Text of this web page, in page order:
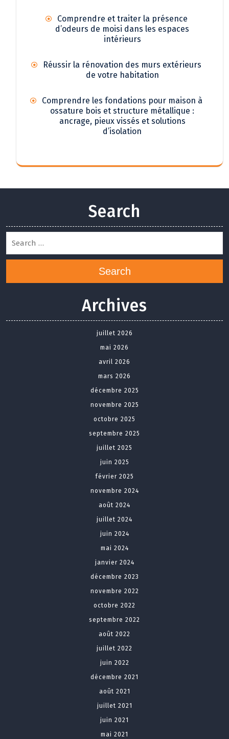
Comprendre et traiter la présence
d’odeurs de moisi dans les espaces
intérieurs
Réussir la rénovation des murs extérieurs
de votre habitation
Comprendre les fondations pour maison à
ossature bois et structure métallique :
ancrage, pieux vissés et solutions
d’isolation
Search
Search
Archives
juillet 2026
mai 2026
avril 2026
mars 2026
décembre 2025
novembre 2025
octobre 2025
septembre 2025
juillet 2025
juin 2025
février 2025
novembre 2024
août 2024
juillet 2024
juin 2024
mai 2024
janvier 2024
décembre 2023
novembre 2022
octobre 2022
septembre 2022
août 2022
juillet 2022
juin 2022
décembre 2021
août 2021
juillet 2021
juin 2021
mai 2021